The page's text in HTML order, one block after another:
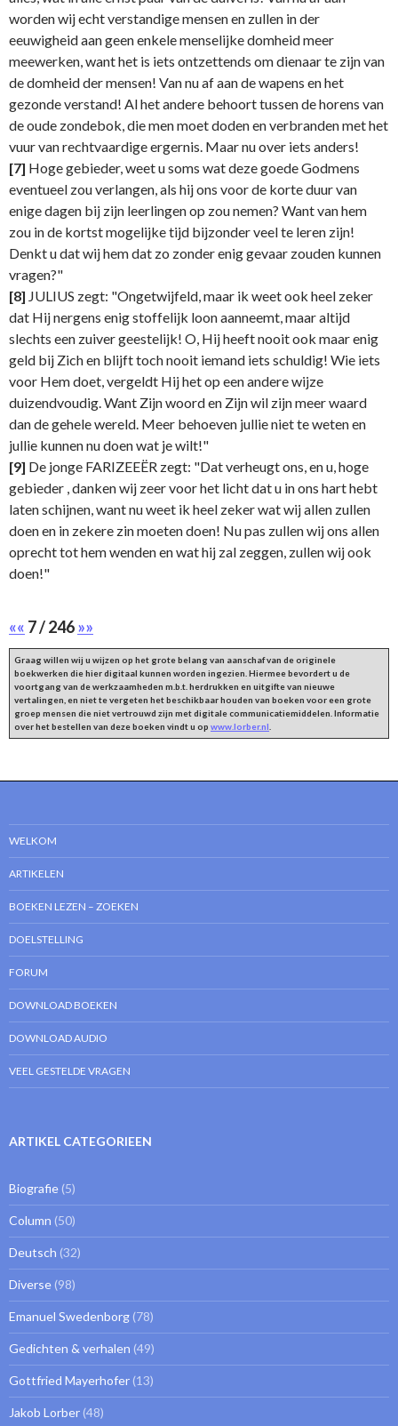
worden wij echt verstandige mensen en zullen in der
eeuwigheid aan geen enkele menselijke domheid meer
meewerken, want het is iets ontzettends om dienaar te zijn van
de domheid der mensen! Van nu af aan de wapens en het
gezonde verstand! Al het andere behoort tussen de horens van
de oude zondebok, die men moet doden en verbranden met het
vuur van rechtvaardige ergernis. Maar nu over iets anders!
[7] Hoge gebieder, weet u soms wat deze goede Godmens
eventueel zou verlangen, als hij ons voor de korte duur van
enige dagen bij zijn leerlingen op zou nemen? Want van hem
zou in de kortst mogelijke tijd bijzonder veel te leren zijn!
Denkt u dat wij hem dat zo zonder enig gevaar zouden kunnen
vragen?"
[8] JULIUS zegt: "Ongetwijfeld, maar ik weet ook heel zeker
dat Hij nergens enig stoffelijk loon aanneemt, maar altijd
slechts een zuiver geestelijk! O, Hij heeft nooit ook maar enig
geld bij Zich en blijft toch nooit iemand iets schuldig! Wie iets
voor Hem doet, vergeldt Hij het op een andere wijze
duizendvoudig. Want Zijn woord en Zijn wil zijn meer waard
dan de gehele wereld. Meer behoeven jullie niet te weten en
jullie kunnen nu doen wat je wilt!"
[9] De jonge FARIZEEËR zegt: "Dat verheugt ons, en u, hoge
gebieder , danken wij zeer voor het licht dat u in ons hart hebt
laten schijnen, want nu weet ik heel zeker wat wij allen zullen
doen en in zekere zin moeten doen! Nu pas zullen wij ons allen
oprecht tot hem wenden en wat hij zal zeggen, zullen wij ook
doen!"
«« 7 / 246»»
Graag willen wij u wijzen op het grote belang van aanschaf van de originele
boekwerken die hier digitaal kunnen worden ingezien. Hiermee bevordert u de
voortgang van de werkzaamheden m.b.t. herdrukken en uitgifte van nieuwe
vertalingen, en niet te vergeten het beschikbaar houden van boeken voor een grote
groep mensen die niet vertrouwd zijn met digitale communicatiemiddelen. Informatie
over het bestellen van deze boeken vindt u op www.lorber.nl
WELKOM
ARTIKELEN
BOEKEN LEZEN – ZOEKEN
DOELSTELLING
FORUM
DOWNLOAD BOEKEN
DOWNLOAD AUDIO
VEEL GESTELDE VRAGEN
ARTIKEL CATEGORIEEN
Biografie (5)
Column (50)
Deutsch (32)
Diverse (98)
Emanuel Swedenborg (78)
Gedichten & verhalen (49)
Gottfried Mayerhofer (13)
Jakob Lorber (48)